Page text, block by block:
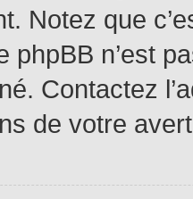
Notez que
phpBB n’est
Contactez
de votre